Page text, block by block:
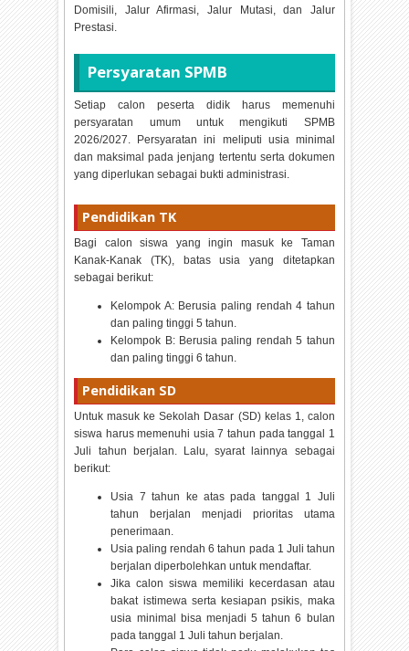
Domisili, Jalur Afirmasi, Jalur Mutasi, dan Jalur
Prestasi.
Persyaratan SPMB
Setiap calon peserta didik harus memenuhi
persyaratan umum untuk mengikuti SPMB
2026/2027. Persyaratan ini meliputi usia minimal
dan maksimal pada jenjang tertentu serta dokumen
yang diperlukan sebagai bukti administrasi.
Pendidikan TK
Bagi calon siswa yang ingin masuk ke Taman
Kanak-Kanak (TK), batas usia yang ditetapkan
sebagai berikut:
Kelompok A: Berusia paling rendah 4 tahun
dan paling tinggi 5 tahun.
Kelompok B: Berusia paling rendah 5 tahun
dan paling tinggi 6 tahun.
Pendidikan SD
Untuk masuk ke Sekolah Dasar (SD) kelas 1, calon
siswa harus memenuhi usia 7 tahun pada tanggal 1
Juli tahun berjalan. Lalu, syarat lainnya sebagai
berikut:
Usia 7 tahun ke atas pada tanggal 1 Juli
tahun berjalan menjadi prioritas utama
penerimaan.
Usia paling rendah 6 tahun pada 1 Juli tahun
berjalan diperbolehkan untuk mendaftar.
Jika calon siswa memiliki kecerdasan atau
bakat istimewa serta kesiapan psikis, maka
usia minimal bisa menjadi 5 tahun 6 bulan
pada tanggal 1 Juli tahun berjalan.